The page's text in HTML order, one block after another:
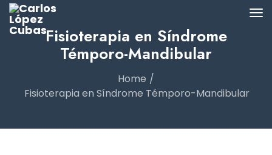
Fisioterapia en Síndrome
Témporo-Mandibular
Home
Fisioterapia en Síndrome Témporo-Mandibular